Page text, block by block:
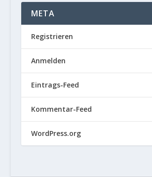
META
Registrieren
Anmelden
Eintrags-Feed
Kommentar-Feed
WordPress.org